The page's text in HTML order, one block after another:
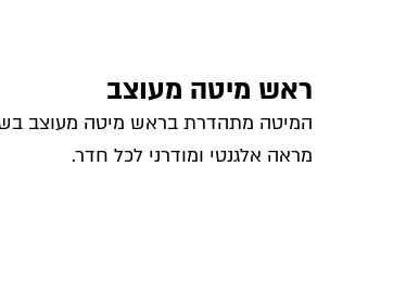
ראש מיטה מעוצב
המיטה מתהדרת בראש מיטה מעוצב
מראה אלגנטי ומודרני לכל חדר.